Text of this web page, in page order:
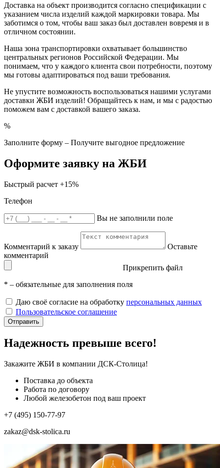
Доставка на объект производится согласно спецификации с
указанием числа изделий каждой маркировки товара. Мы
заботимся о том, чтобы ваш заказ был доставлен вовремя и в
отличном состоянии.
Наша зона транспортировки охватывает большинство
центральных регионов Российской Федерации. Мы
понимаем, что у каждого клиента свои потребности, поэтому
мы готовы адаптироваться под ваши требования.
Не упустите возможность воспользоваться нашими услугами
доставки ЖБИ изделий! Обращайтесь к нам, и мы с радостью
поможем вам с доставкой вашего заказа.
%
Заполните форму – Получите выгодное предложение
Оформите заявку на ЖБИ
Быстрый расчет +15%
Телефон
Вы не заполнили поле
Комментарий к заказу
Оставьте
комментарий
Прикрепить файл
* – обязательные для заполнения поля
Даю своё согласие на обработку персональных данных
Пользовательское соглашение
Отправить
Надежность превыше всего!
Закажите ЖБИ в компании ДСК-Столица!
Поставка до объекта
Работа по договору
Любой железобетон под ваш проект
+7 (495) 150-77-97
zakaz@dsk-stolica.ru